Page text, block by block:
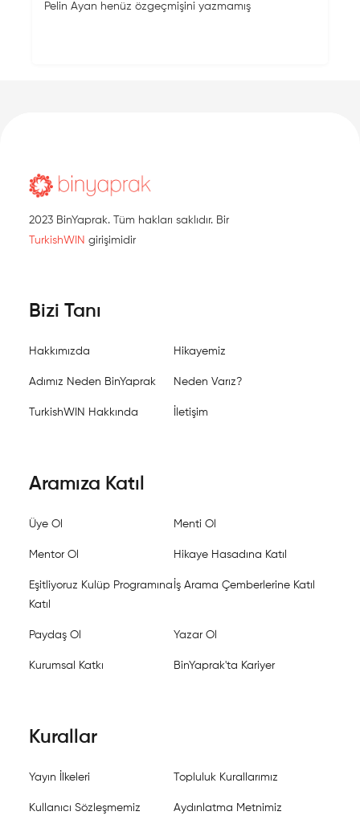
Pelin Ayan henüz özgeçmişini yazmamış
2023 BinYaprak. Tüm hakları saklıdır. Bir
TurkishWIN girişimidir
Bizi Tanı
Hakkımızda Hikayemiz
Adımız Neden BinYaprak Neden Varız?
TurkishWIN Hakkında İletişim
Aramıza Katıl
Üye Ol Menti Ol
Mentor Ol Hikaye Hasadına Katıl
Eşitliyoruz Kulüp Programına
Katıl
İş Arama Çemberlerine Katıl
Paydaş Ol Yazar Ol
Kurumsal Katkı BinYaprak'ta Kariyer
Kurallar
Yayın İlkeleri Topluluk Kurallarımız
Kullanıcı Sözleşmemiz Aydınlatma Metnimiz